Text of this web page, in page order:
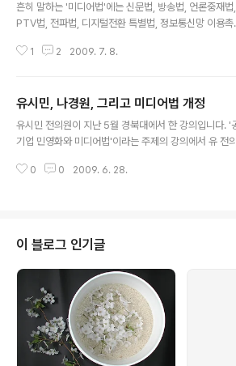
흔히 말하는 '미디어법'에는 신문법, 방송법, 언론중재법
PTV법, 전파법, 디지털전환 특별법, 정보통신망 이용촉
있습니다. 지난 6월 28일 올렸던 포스트에서는 유시민 전
외국자본의 지상파 방송 겸영 허용을 골자로 하는 신문법,
방송법에 대해 설명을 했습니다. 그리고 말씀드렸던 것
럼 이번에는 정보통신망법에 대해 이야기를 해보겠습니
니까요. 정보통신망법은 사이버 모욕죄의 도입 여부가 주
1 2 2009. 7. 8.
유시민, 나경원, 그리고 미디어법 개정
유시민 전의원이 지난 5월 경북대에서 한 강의입니다. '
기업 민영화와 미디어법'이라는 주제의 강의에서 유 전의
에 종사하지 않는 일반 시민에게 어떤 영향을 주는 것인지,
논리적이다', '왜 한나라당에는 이런 논리를 펴는 사람이
나'라며 찬사를 보내기도 합니다만, 엄밀히 말하자면 이 동
영상은 토론에서 상대(예를 들면 한나라당이나 조중동 등
보수 언론)를 설득하기 위한 날카로운 논리를 담았다기보
다, 저같은 일반인들에게 '미디어법의 개정이 무엇인지' 알
기쉽게 설명해 주..
0 0 2009. 6. 28.
이 블로그 인기글